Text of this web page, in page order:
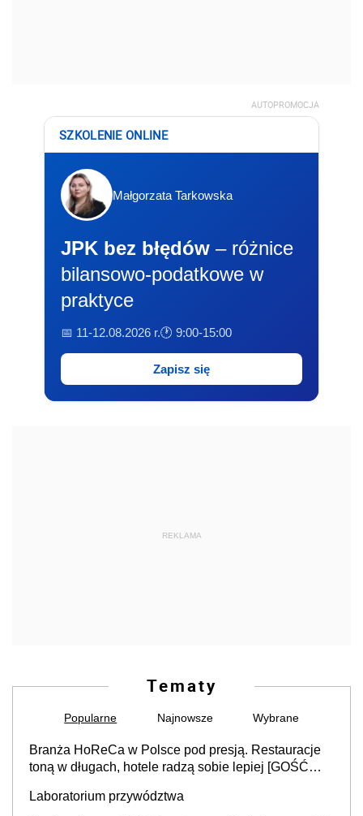
AUTOPROMOCJA
SZKOLENIE ONLINE
Małgorzata Tarkowska
JPK bez błędów – różnice
bilansowo-podatkowe w
praktyce
📅 11-12.08.2026 r.🕐 9:00-15:00
Zapisz się
REKLAMA
Tematy
Popularne Najnowsze Wybrane
Branża HoReCa w Polsce pod presją. Restauracje
toną w długach, hotele radzą sobie lepiej [GOŚĆ
Laboratorium przywództwa